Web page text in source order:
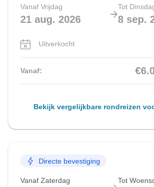
Vanaf Vrijdag
21 aug. 2026
Tot
8 sep.
Uitverkocht
Vanaf:
Bekijk vergelijkbare rondreizen
Directe bevestiging
Vanaf Zaterdag Tot